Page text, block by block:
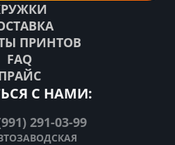
С НАМИ:
291-03-99
ПРИНТОВ
FAQ